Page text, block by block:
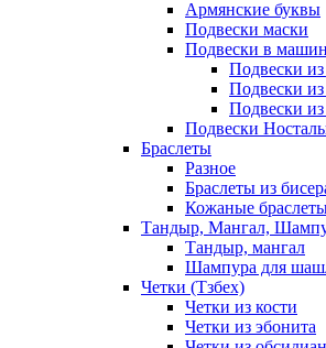
Армянские буквы
Подвески маски
Подвески в
Подвески из
Подвески из
Подвески из
Подвески
Браслеты
Разное
Браслеты из
Кожаные
Тандыр, Мангал,
Тандыр, мангал
Шампура для
Четки (Тзбех)
Четки из кости
Четки из эбонита